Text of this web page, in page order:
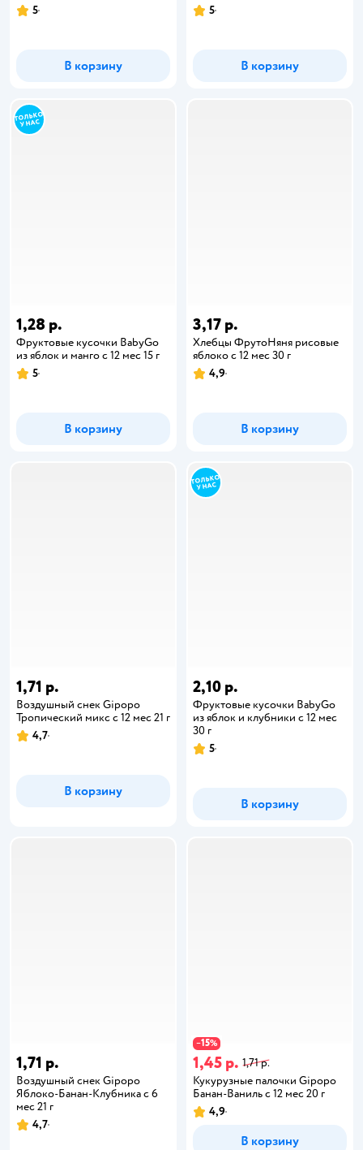
5
В корзину
5
В корзину
1,28 р.
Фруктовые кусочки BabyGo
из яблок и манго с 12 мес 15 г
5
В корзину
3,17 р.
Хлебцы ФрутоНяня рисовые
яблоко с 12 мес 30 г
4,9
В корзину
1,71 р.
Воздушный снек Gipopo
Тропический микс с 12 мес 21 г
4,7
В корзину
2,10 р.
Фруктовые кусочки BabyGo
из яблок и клубники с 12 мес
30 г
5
В корзину
1,71 р.
Воздушный снек Gipopo
Яблоко-Банан-Клубника с 6
мес 21 г
4,7
−15%
1,45 р. 1,71 р.
Кукурузные палочки Gipopo
Банан-Ваниль с 12 мес 20 г
4,9
В корзину